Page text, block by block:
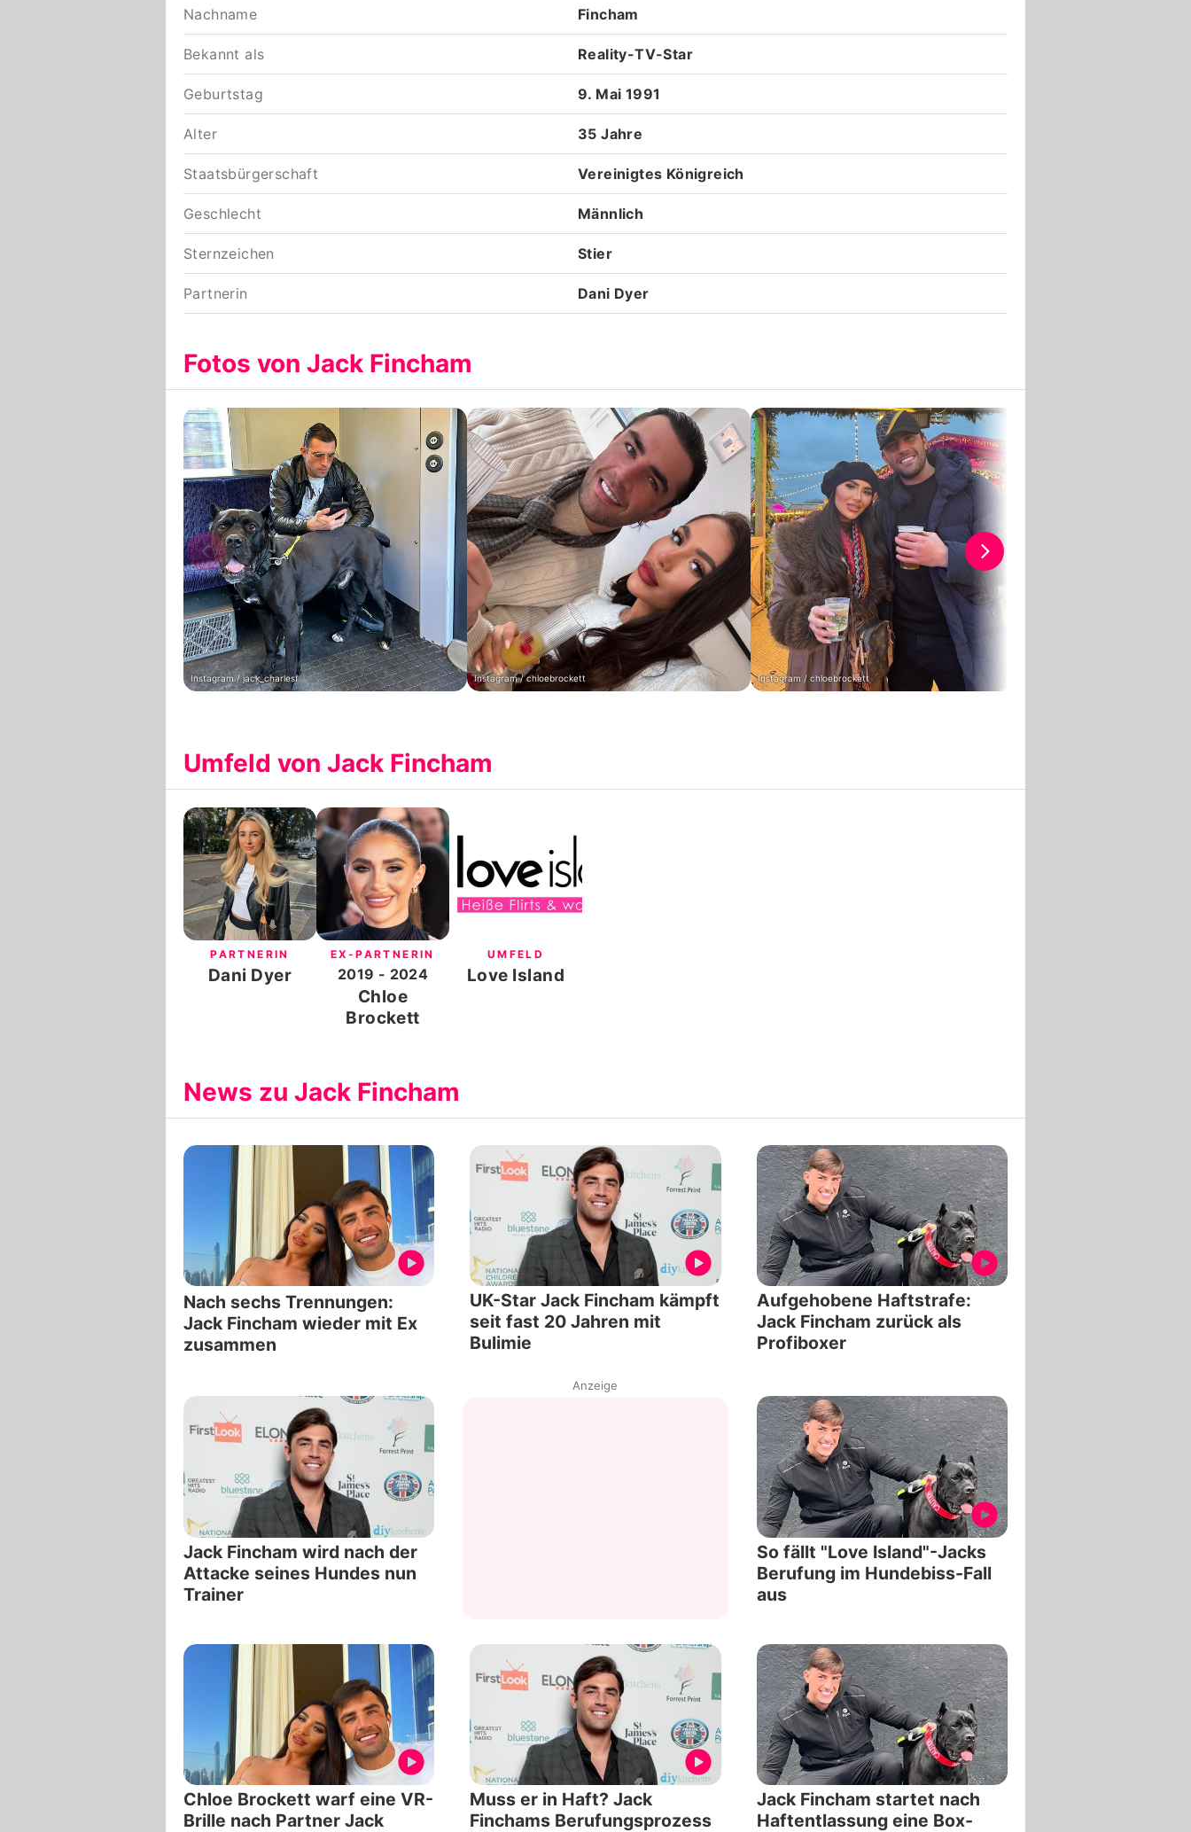
Nachname Fincham
Bekannt als Reality-TV-Star
Geburtstag 9. Mai 1991
Alter 35 Jahre
Staatsbürgerschaft Vereinigtes Königreich
Geschlecht Männlich
Sternzeichen Stier
Partnerin Dani Dyer
Fotos von Jack Fincham
Instagram / jack_charlesf Instagram / chloebrockett Instagram / chloebrockett
Umfeld von Jack Fincham
PARTNERIN
Dani Dyer
EX-PARTNERIN
2019 - 2024
Chloe
Brockett
UMFELD
Love Island
News zu Jack Fincham
Nach sechs Trennungen:
Jack Fincham wieder mit Ex
zusammen
UK-Star Jack Fincham kämpft
seit fast 20 Jahren mit
Bulimie
Aufgehobene Haftstrafe:
Jack Fincham zurück als
Profiboxer
Jack Fincham wird nach der
Attacke seines Hundes nun
Trainer
Anzeige
So fällt "Love Island"-Jacks
Berufung im Hundebiss-Fall
aus
Chloe Brockett warf eine VR-
Brille nach Partner Jack
Muss er in Haft? Jack
Finchams Berufungsprozess
Jack Fincham startet nach
Haftentlassung eine Box-